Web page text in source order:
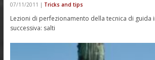
07/11/2011 | Tricks and tips
Lezioni di perfezionamento della tecnica di guida
successiva: salti